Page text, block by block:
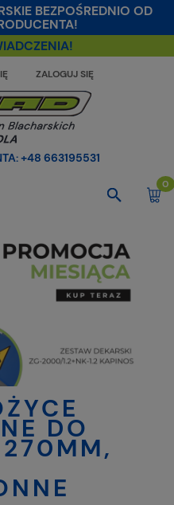
BEZPOŚREDNIO OD
ZALOGUJ SIĘ
+48 663195531
DO